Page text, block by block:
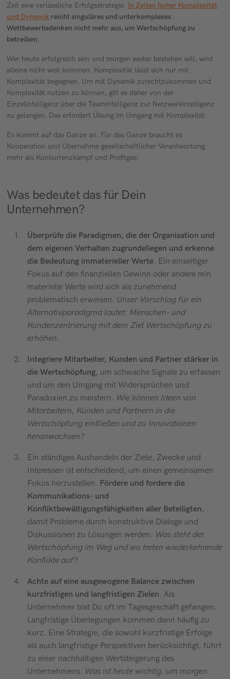
Zeit eine verlässliche Erfolgsstrategie. In Zeiten hoher Komplexität
und Dynamik reicht singuläres und unterkomplexes
Wettbewerbsdenken nicht mehr aus, um Wertschöpfung zu
betreiben.
Wer heute erfolgreich sein und morgen weiter bestehen will, wird
alleine nicht weit kommen. Komplexität lässt sich nur mit
Komplexität begegnen. Um mit Dynamik zurechtzukommen und
Komplexität nutzen zu können, gilt es daher von der
Einzelintelligenz über die Teamintelligenz zur Netzwerkintelligenz
zu gelangen. Das erfordert Übung im Umgang mit Komplexität.
Es kommt auf das Ganze an. Für das Ganze braucht es
Kooperation und Übernahme gesellschaftlicher Verantwortung
mehr als Konkurrenzkampf und Profitgier.
Was bedeutet das für Dein
Unternehmen?
Überprüfe die Paradigmen, die der Organisation und
dem eigenen Verhalten zugrundeliegen und erkenne
die Bedeutung immaterieller Werte. Ein einseitiger
Fokus auf den finanziellen Gewinn oder andere rein
materielle Werte wird sich als zunehmend
problematisch erweisen. Unser Vorschlag für ein
Alternativparadigma lautet: Menschen- und
Kundenzentrierung mit dem Ziel Wertschöpfung zu
erhöhen.
Integriere Mitarbeiter, Kunden und Partner stärker in
die Wertschöpfung, um schwache Signale zu erfassen
und um den Umgang mit Widersprüchen und
Paradoxien zu meistern. Wie können Ideen von
Mitarbeitern, Kunden und Partnern in die
Wertschöpfung einfließen und zu Innovationen
heranwachsen?
Ein ständiges Aushandeln der Ziele, Zwecke und
Interessen ist entscheidend, um einen gemeinsamen
Fokus herzustellen. Fördere und fordere die
Kommunikations- und
Konfliktbewältigungsfähigkeiten aller Beteiligten,
damit Probleme durch konstruktive Dialoge und
Diskussionen zu Lösungen werden. Was steht der
Wertschöpfung im Weg und wo treten wiederkehrende
Konflikte auf?
Achte auf eine ausgewogene Balance zwischen
kurzfristigen und langfristigen Zielen. Als
Unternehmer bist Du oft im Tagesgeschäft gefangen.
Langfristige Überlegungen kommen dann häufig zu
kurz. Eine Strategie, die sowohl kurzfristige Erfolge
als auch langfristige Perspektiven berücksichtigt, führt
zu einer nachhaltigen Wertsteigerung des
Unternehmens. Was ist heute wichtig, um morgen